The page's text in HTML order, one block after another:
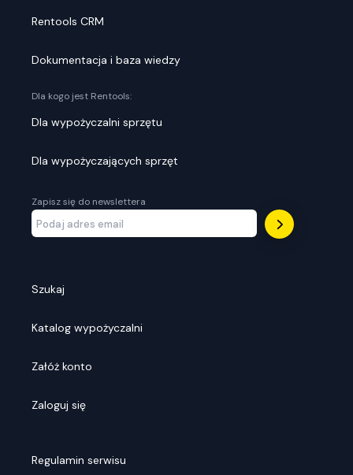
Rentools CRM
Dokumentacja i baza wiedzy
Dla kogo jest Rentools:
Dla wypożyczalni sprzętu
Dla wypożyczających sprzęt
Zapisz się do newslettera
Szukaj
Katalog wypożyczalni
Załóż konto
Zaloguj się
Regulamin serwisu